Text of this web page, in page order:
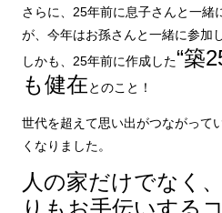
さらに、25年前に息子さんと一緒
が、今年はお孫さんと一緒に参加
しかも、25年前に作成した“築
も健在とのこと！
世代を超えて思い出がつながって
くなりました。
人の家だけでなく
りもお手伝いする